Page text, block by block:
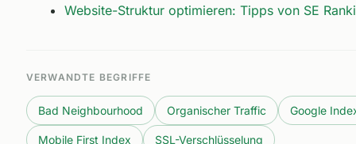
Website-Struktur optimieren: Tipps von SE
VERWANDTE BEGRIFFE
Bad Neighbourhood Organischer Traffic Google
Mobile First Index SSL-Verschlüsselung